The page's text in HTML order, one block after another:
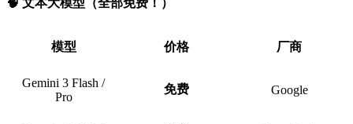
模型 价格 厂商
Gemini 3 Flash /
Pro
免费 Google